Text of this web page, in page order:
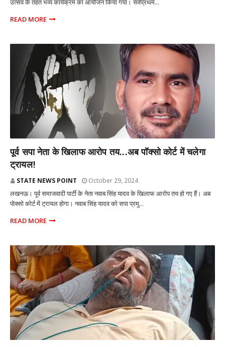
उत्सव के तहत भव्य कार्यक्रम का आयोजन किया गया। सर्वप्रथम...
READ MORE
पूर्व सपा नेता के खिलाफ आरोप तय...अब पॉक्सो कोर्ट में चलेगा
ट्रायल!
STATE NEWS POINT October 29, 2024
लखनऊ। पूर्व समाजवादी पार्टी के नेता नवाब सिंह यादव के खिलाफ आरोप तय हो गए हैं। अब
पोक्सो कोर्ट में ट्रायल होगा। नवाब सिंह यादव को सपा प्रमु...
READ MORE